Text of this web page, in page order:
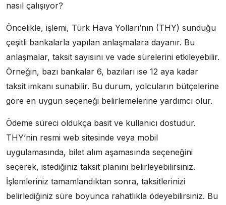
nasıl çalışıyor?
Öncelikle, işlemi, Türk Hava Yolları’nın (THY) sunduğu
çeşitli bankalarla yapılan anlaşmalara dayanır. Bu
anlaşmalar, taksit sayısını ve vade sürelerini etkileyebilir.
Örneğin, bazı bankalar 6, bazıları ise 12 aya kadar
taksit imkanı sunabilir. Bu durum, yolcuların bütçelerine
göre en uygun seçeneği belirlemelerine yardımcı olur.
Ödeme süreci oldukça basit ve kullanıcı dostudur.
THY’nin resmi web sitesinde veya mobil
uygulamasında, bilet alım aşamasında seçeneğini
seçerek, istediğiniz taksit planını belirleyebilirsiniz.
İşlemleriniz tamamlandıktan sonra, taksitlerinizi
belirlediğiniz süre boyunca rahatlıkla ödeyebilirsiniz. Bu